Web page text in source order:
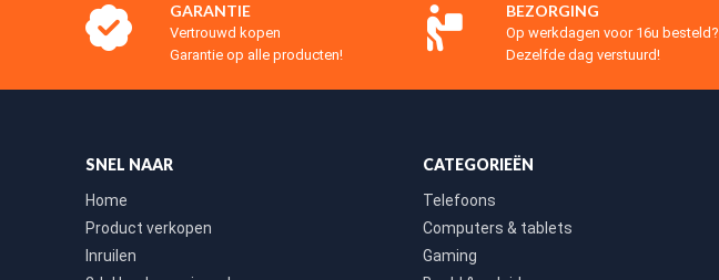
GARANTIE
Vertrouwd kopen
Garantie op alle producten!
BEZORGING
Op werkdagen voor 16u besteld?
Dezelfde dag verstuurd!
SNEL NAAR
Home
Product verkopen
Inruilen
CATEGORIEËN
Telefoons
Computers & tablets
Gaming